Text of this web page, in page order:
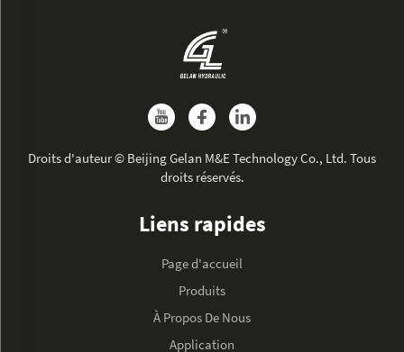
Droits d'auteur © Beijing Gelan M&E Technology Co., Ltd. Tous
droits réservés.
Liens rapides
Page d'accueil
Produits
À Propos De Nous
Application